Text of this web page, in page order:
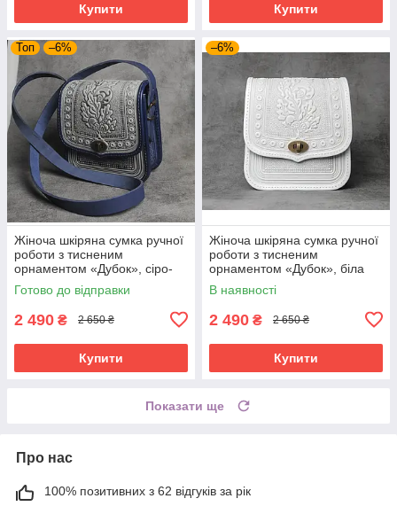
Купити Купити
Топ –6%
Жіноча шкіряна сумка ручної
роботи з тисненим
орнаментом «Дубок», сіро-
синя сумка з натуральної
шкіри, 20*21*8 см
Готово до відправки
2 490 ₴ 2 650 ₴
Купити
–6%
Жіноча шкіряна сумка ручної
роботи з тисненим
орнаментом «Дубок», біла
сумка з натуральної шкіри,
20*21*8 см
В наявності
2 490 ₴ 2 650 ₴
Купити
Показати ще
Про нас
100% позитивних з 62 відгуків за рік